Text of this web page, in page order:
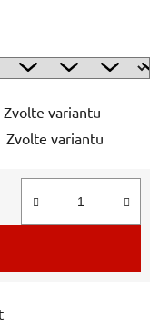
Zvolte variantu
Zvolte variantu